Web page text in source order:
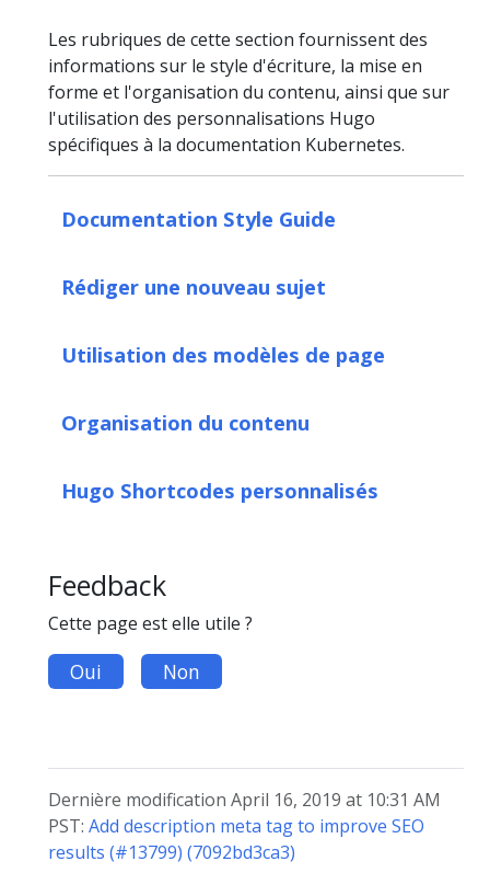
Les rubriques de cette section fournissent des
informations sur le style d'écriture, la mise en
forme et l'organisation du contenu, ainsi que sur
l'utilisation des personnalisations Hugo
spécifiques à la documentation Kubernetes.
Documentation Style Guide
Rédiger une nouveau sujet
Utilisation des modèles de page
Organisation du contenu
Hugo Shortcodes personnalisés
Feedback
Cette page est elle utile ?
Oui Non
Dernière modification April 16, 2019 at 10:31 AM
PST: Add description meta tag to improve SEO
results (#13799) (7092bd3ca3)